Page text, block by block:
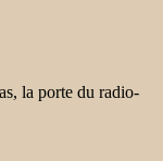
la porte du radio-